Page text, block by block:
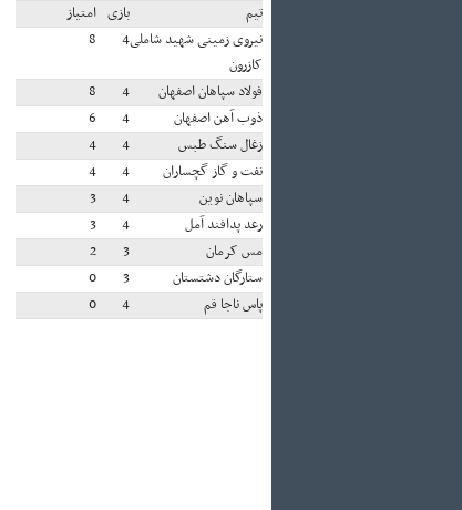
تيم
بازی امتياز
نیروی زمینی شهید شاملی
کازرون
4
8
فولاد سپاهان اصفهان 4
8
ذوب آهن اصفهان
4
6
زغال سنگ طبس
4
4
نفت و گاز گچساران
4
4
سپاهان نوین
4
3
رعد پدافند آمل
4
3
مس کرمان
3
2
ستارگان دشتستان
3
0
پاس ناجا قم
4
0